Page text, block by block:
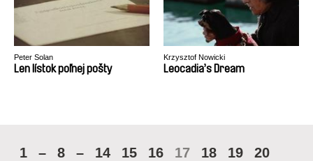
Peter Solan
Len lístok poľnej pošty
Krzysztof Nowicki
Leocadia’s Dream
1 – 8 – 14 15 16 17 18 19
20